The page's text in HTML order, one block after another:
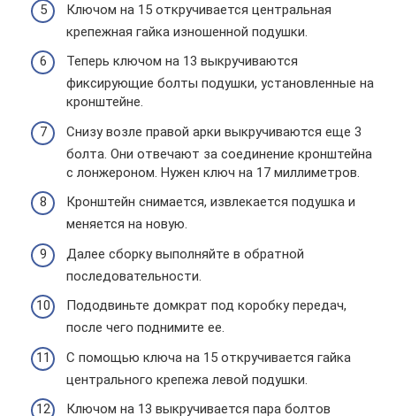
Ключом на 15 откручивается центральная
крепежная гайка изношенной подушки.
Теперь ключом на 13 выкручиваются
фиксирующие болты подушки, установленные на
кронштейне.
Снизу возле правой арки выкручиваются еще 3
болта. Они отвечают за соединение кронштейна
с лонжероном. Нужен ключ на 17 миллиметров.
Кронштейн снимается, извлекается подушка и
меняется на новую.
Далее сборку выполняйте в обратной
последовательности.
Пододвиньте домкрат под коробку передач,
после чего поднимите ее.
С помощью ключа на 15 откручивается гайка
центрального крепежа левой подушки.
Ключом на 13 выкручивается пара болтов